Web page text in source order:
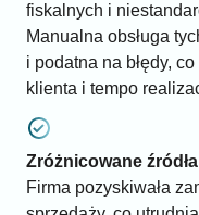
fiskalnych i
Manualna obsługa
i podatna na błędy,
klienta i tempo
Zróżnicowane
Firma pozyskiwała